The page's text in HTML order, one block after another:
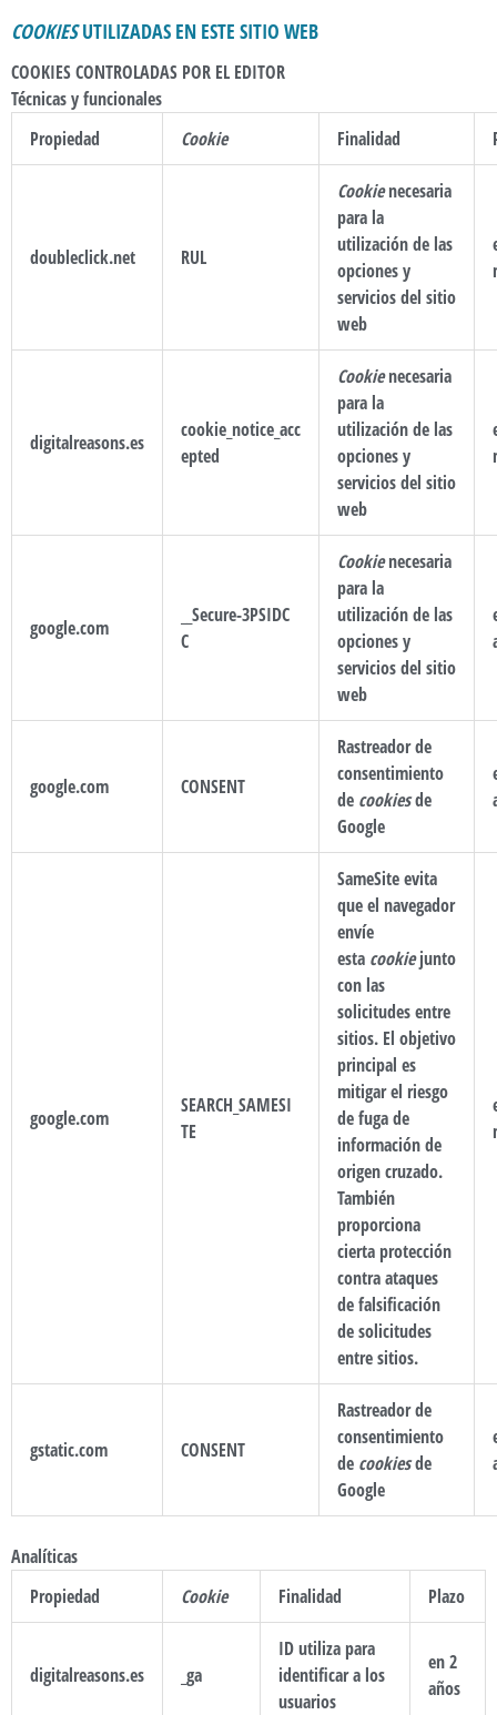
COOKIESUTILIZADAS EN ESTE SITIO WEB
COOKIES CONTROLADAS POR EL EDITOR
Técnicas y funcionales
Propiedad
Cookie Finalidad
doubleclick.net RUL
Cookienecesaria
para la
utilización de las
opciones y
servicios del sitio
web
digitalreasons.es
cookie_notice_acc
epted
Cookienecesaria
para la
utilización de las
opciones y
servicios del sitio
web
google.com
__Secure-3PSIDC
C
Cookienecesaria
para la
utilización de las
opciones y
servicios del sitio
web
google.com CONSENT
Rastreador de
consentimiento
de cookiesde
Google
google.com
SEARCH_SAMESI
TE
SameSite evita
que el navegador
envíe
esta cookiejunto
con las
solicitudes entre
sitios. El objetivo
principal es
mitigar el riesgo
de fuga de
información de
origen cruzado.
También
proporciona
cierta protección
contra ataques
de falsificación
de solicitudes
entre sitios.
gstatic.com CONSENT
Rastreador de
consentimiento
de cookiesde
Google
Analíticas
Propiedad
Cookie Finalidad Plazo
digitalreasons.es _ga
ID utiliza para
identificar a los
usuarios
en 2
años